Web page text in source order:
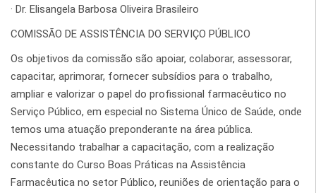
· Dr. Elisangela Barbosa Oliveira Brasileiro
COMISSÃO DE ASSISTÊNCIA DO SERVIÇO PÚBLICO
Os objetivos da comissão são apoiar, colaborar, assessorar,
capacitar, aprimorar, fornecer subsídios para o trabalho,
ampliar e valorizar o papel do profissional farmacêutico no
Serviço Público, em especial no Sistema Único de Saúde, onde
temos uma atuação preponderante na área pública.
Necessitando trabalhar a capacitação, com a realização
constante do Curso Boas Práticas na Assistência
Farmacêutica no setor Público, reuniões de orientação para o